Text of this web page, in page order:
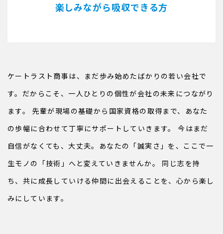
楽しみながら吸収できる方
ケートラスト商事は、まだ歩み始めたばかりの若い会社で
す。 だからこそ、一人ひとりの個性が会社の未来につながり
ます。 先輩が現場の基礎から国家資格の取得まで、あなた
の歩幅に合わせて丁寧にサポートしていきます。今はまだ
自信がなくても、大丈夫。あなたの「誠実さ」を、ここで一
生モノの「技術」へと変えていきませんか。 同じ志を持
ち、共に成長していける仲間に出会えることを、心から楽し
みにしています。